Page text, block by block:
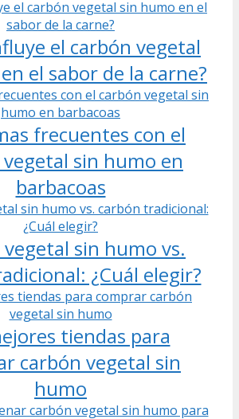
el carbón vegetal
el sabor de la carne?
frecuentes con el
sin humo en
barbacoas
sin humo vs.
¿Cuál elegir?
tiendas para
carbón vegetal sin
humo